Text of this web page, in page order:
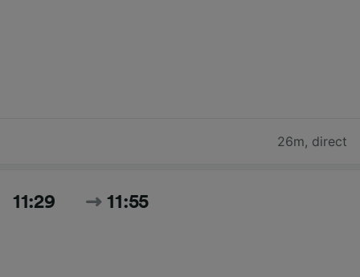
26m, direct
11:29 11:55